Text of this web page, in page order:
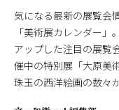
気になる最新の展覧会
「美術展カレンダー
アップした注目の展覧
催中の特別展「大原美
珠玉の西洋絵画の数々